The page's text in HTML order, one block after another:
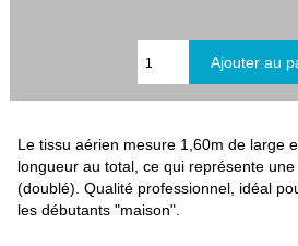
Le tissu aérien mesure 1,60m de large
longueur au total, ce qui représente
(doublé). Qualité professionnel, idéal
les débutants "maison".